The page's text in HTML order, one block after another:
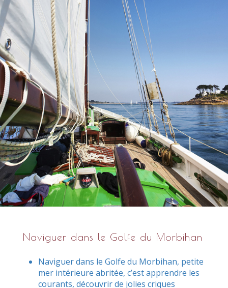
Naviguer dans le Golfe du Morbihan
Naviguer dans le Golfe du Morbihan, petite
mer intérieure abritée, c’est apprendre les
courants, découvrir de jolies criques